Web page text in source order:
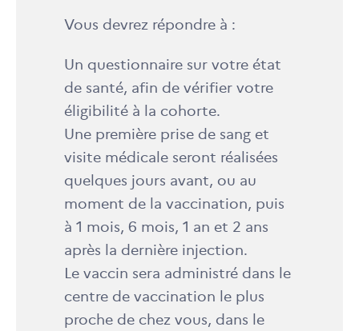
Vous devrez répondre à :
Un questionnaire sur votre état
de santé, afin de vérifier votre
éligibilité à la cohorte.
Une première prise de sang et
visite médicale seront réalisées
quelques jours avant, ou au
moment de la vaccination, puis
à 1 mois, 6 mois, 1 an et 2 ans
après la dernière injection.
Le vaccin sera administré dans le
centre de vaccination le plus
proche de chez vous, dans le